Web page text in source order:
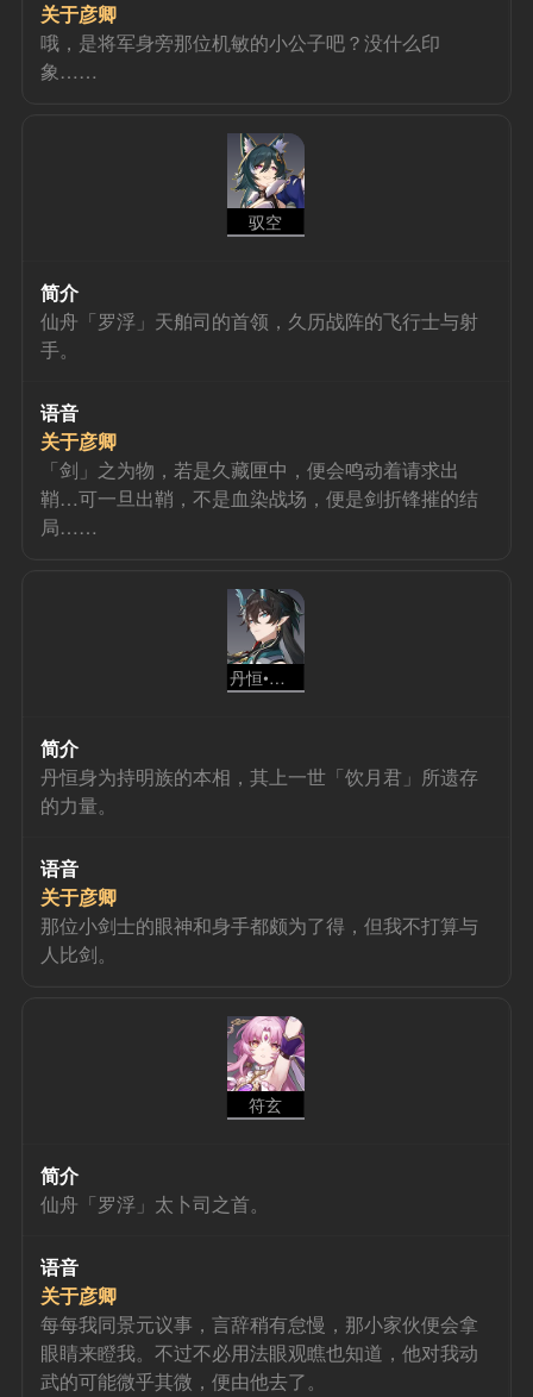
关于彦卿
哦，是将军身旁那位机敏的小公子吧？没什么印
象……
驭空
简介
仙舟「罗浮」天舶司的首领，久历战阵的飞行士与射
手。
语音
关于彦卿
「剑」之为物，若是久藏匣中，便会鸣动着请求出
鞘…可一旦出鞘，不是血染战场，便是剑折锋摧的结
局……
丹恒•饮月
简介
丹恒身为持明族的本相，其上一世「饮月君」所遗存
的力量。
语音
关于彦卿
那位小剑士的眼神和身手都颇为了得，但我不打算与
人比剑。
符玄
简介
仙舟「罗浮」太卜司之首。
语音
关于彦卿
每每我同景元议事，言辞稍有怠慢，那小家伙便会拿
眼睛来瞪我。不过不必用法眼观瞧也知道，他对我动
武的可能微乎其微，便由他去了。